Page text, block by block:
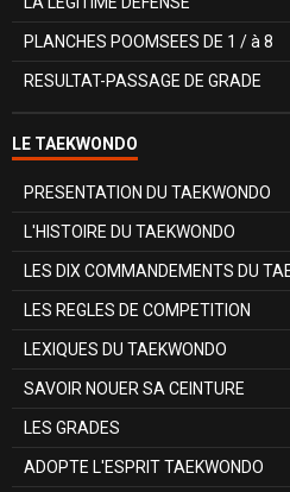
PLANCHES POOMSEES DE 1 / à 8
RESULTAT-PASSAGE DE GRADE
LE TAEKWONDO
PRESENTATION DU TAEKWONDO
L'HISTOIRE DU TAEKWONDO
LES DIX COMMANDEMENTS DU
LES REGLES DE COMPETITION
LEXIQUES DU TAEKWONDO
SAVOIR NOUER SA CEINTURE
LES GRADES
ADOPTE L'ESPRIT TAEKWONDO